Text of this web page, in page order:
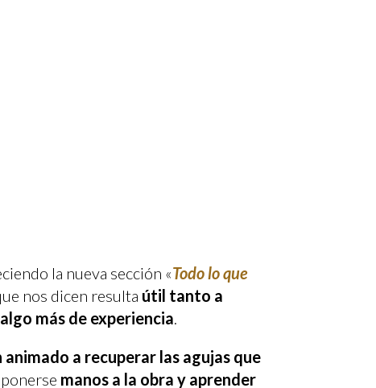
la nueva sección «Todo lo que
nos dicen resulta útil tanto a
más de experiencia.
animado a recuperar las agujas que
manos a la obra y aprender